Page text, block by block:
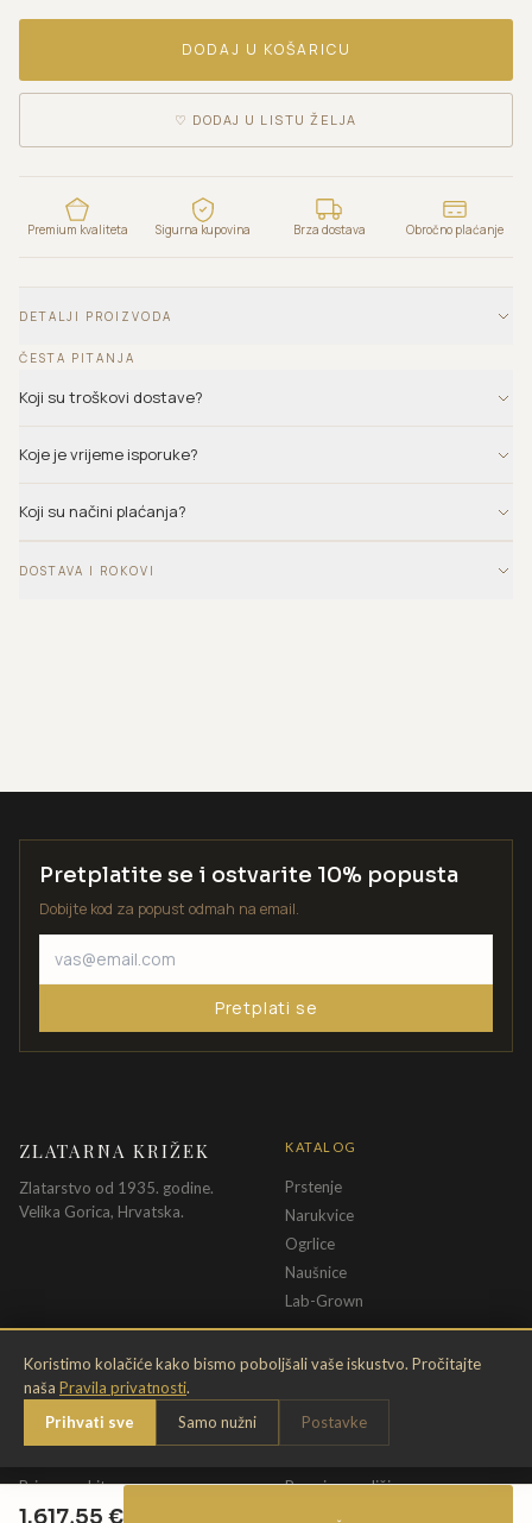
DODAJ U KOŠARICU
♡ DODAJ U LISTU ŽELJA
Premium kvaliteta Sigurna kupovina Brza dostava Obročno plaćanje
DETALJI PROIZVODA
ČESTA PITANJA
Koji su troškovi dostave?
Koje je vrijeme isporuke?
Koji su načini plaćanja?
DOSTAVA I ROKOVI
1.617,55 €
Koristimo kolačiće kako bismo poboljšali vaše iskustvo. Pročitajte
naša Pravila privatnosti.
Prihvati sve
Samo nužni Postavke
Pretplatite se i ostvarite 10% popusta
Dobijte kod za popust odmah na email.
Pretplati se
ZLATARNA KRIŽEK
Zlatarstvo od 1935. godine.
Velika Gorica, Hrvatska.
KATALOG
Prstenje
Narukvice
Ogrlice
Naušnice
Lab-Grown
INFORMACIJE
O nama
Kontakt
Briga o nakitu
Jamstvo
PRAVNE ODREDBE
Pravila privatnosti
Opći uvjeti
Promjena veličine